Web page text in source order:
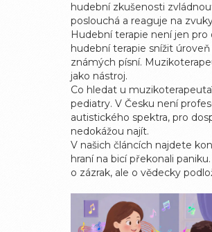
hudební zkušenosti
poslouchá a reaguje na
Hudební terapie není jen pro
hudební terapie snížit
známých písní.
jako nástroj.
Co hledat u
pediatry. V Česku není
autistického spektra, pro
nedokážou najít.
V našich článcích najdete
hraní na bicí překonali
o zázrak, ale o vědecky